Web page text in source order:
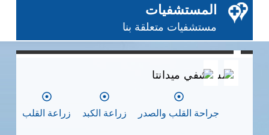
المستشفيات
مستشفيات متعلقة بنا
0 0 0
مستشفي ميدانتا
جراحة القلب والصدر زراعة الكبد زراعة القلب